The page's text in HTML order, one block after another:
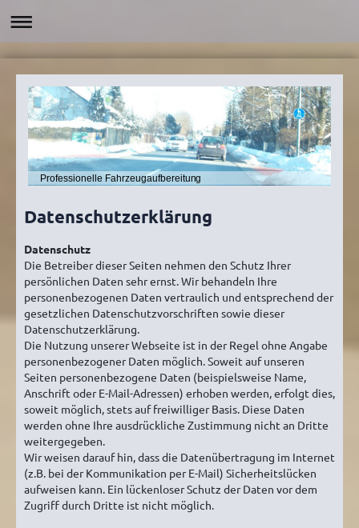
Professionelle Fahrzeugaufbereitung
Datenschutzerklärung
Datenschutz
Die Betreiber dieser Seiten nehmen den Schutz Ihrer
persönlichen Daten sehr ernst. Wir behandeln Ihre
personenbezogenen Daten vertraulich und entsprechend der
gesetzlichen Datenschutzvorschriften sowie dieser
Datenschutzerklärung.
Die Nutzung unserer Webseite ist in der Regel ohne Angabe
personenbezogener Daten möglich. Soweit auf unseren
Seiten personenbezogene Daten (beispielsweise Name,
Anschrift oder E-Mail-Adressen) erhoben werden, erfolgt dies,
soweit möglich, stets auf freiwilliger Basis. Diese Daten
werden ohne Ihre ausdrückliche Zustimmung nicht an Dritte
weitergegeben.
Wir weisen darauf hin, dass die Datenübertragung im Internet
(z.B. bei der Kommunikation per E-Mail) Sicherheitslücken
aufweisen kann. Ein lückenloser Schutz der Daten vor dem
Zugriff durch Dritte ist nicht möglich.